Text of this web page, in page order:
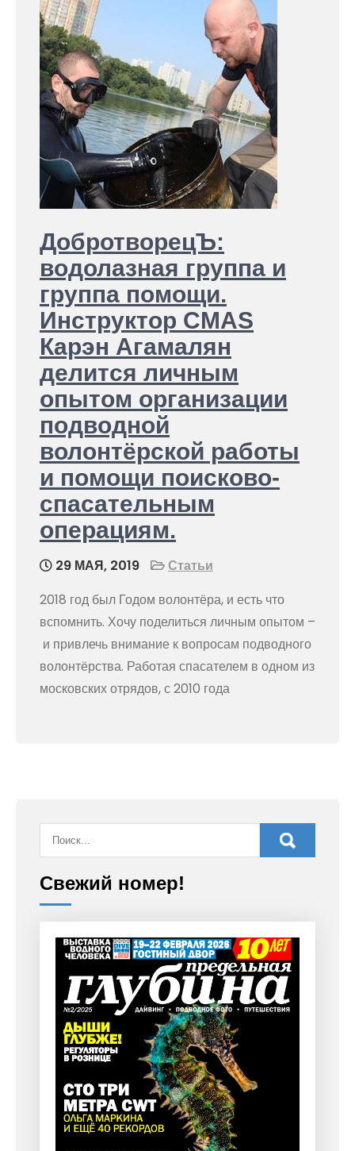
ДобротворецЪ:
водолазная группа и
группа помощи.
Инструктор CMAS
Карэн Агамалян
делится личным
опытом организации
подводной
волонтёрской работы
и помощи поисково-
спасательным
операциям.
29 МАЯ, 2019
Статьи
2018 год был Годом волонтёра, и есть что
вспомнить. Хочу поделиться личным опытом –
и привлечь внимание к вопросам подводного
волонтёрства. Работая спасателем в одном из
московских отрядов, с 2010 года
Свежий номер!